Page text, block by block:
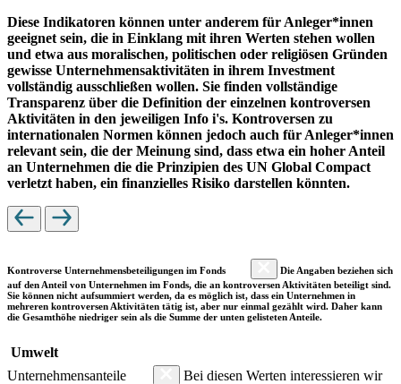
Diese Indikatoren können unter anderem für Anleger*innen
geeignet sein, die in Einklang mit ihren Werten stehen wollen
und etwa aus moralischen, politischen oder religiösen Gründen
gewisse Unternehmensaktivitäten in ihrem Investment
vollständig ausschließen wollen. Sie finden vollständige
Transparenz über die Definition der einzelnen kontroversen
Aktivitäten in den jeweiligen Info i's. Kontroversen zu
internationalen Normen können jedoch auch für Anleger*innen
relevant sein, die der Meinung sind, dass etwa ein hoher Anteil
an Unternehmen die die Prinzipien des UN Global Compact
verletzt haben, ein finanzielles Risiko darstellen könnten.
Kontroverse Unternehmensbeteiligungen im Fonds
Die Angaben beziehen sich
auf den Anteil von Unternehmen im Fonds, die an kontroversen Aktivitäten beteiligt sind.
Sie können nicht aufsummiert werden, da es möglich ist, dass ein Unternehmen in
mehreren kontroversen Aktivitäten tätig ist, aber nur einmal gezählt wird. Daher kann
die Gesamthöhe niedriger sein als die Summe der unten gelisteten Anteile.
Umwelt
Unternehmensanteile
Bei diesen Werten interessieren wir